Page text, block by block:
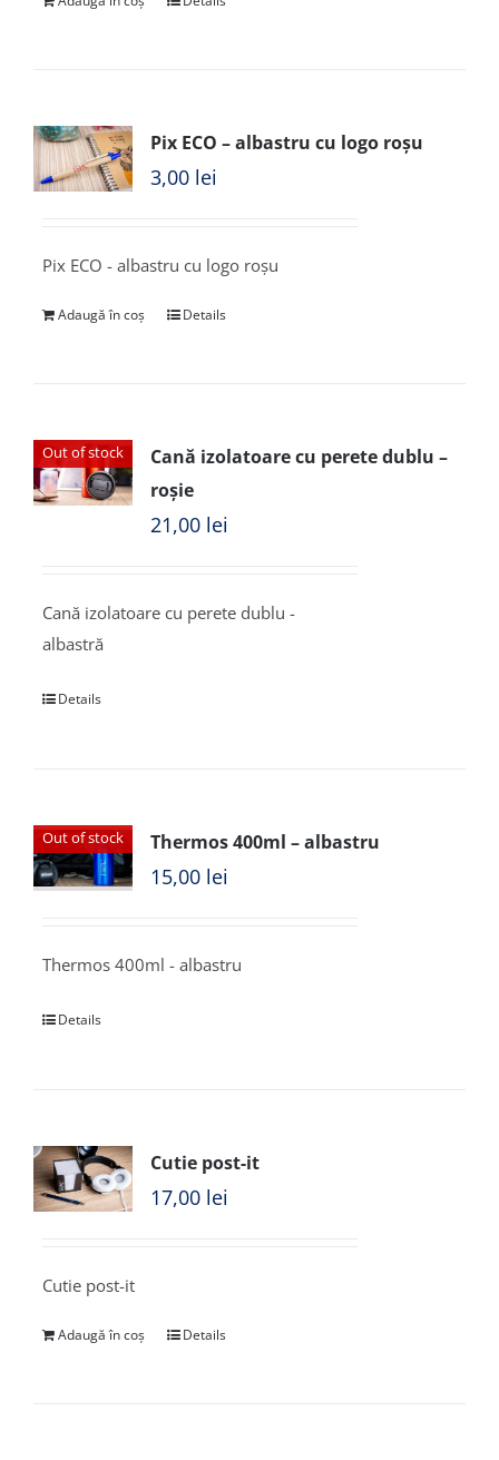
Pix ECO – albastru cu logo roșu
3,00 lei
Pix ECO - albastru cu logo roșu
Adaugă în coș Details
Out of stock
Cană izolatoare cu perete dublu –
roșie
21,00 lei
Cană izolatoare cu perete dublu -
albastră
Details
Out of stock Thermos 400ml – albastru
15,00 lei
Thermos 400ml - albastru
Details
Cutie post-it
17,00 lei
Cutie post-it
Adaugă în coș Details